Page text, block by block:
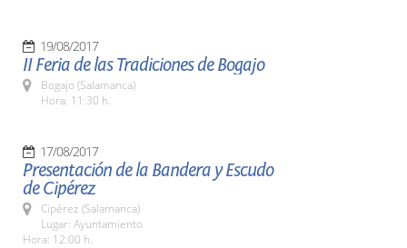
19/08/2017
II Feria de las Tradiciones de Bogajo
Bogajo (Salamanca)
Hora: 11:30 h.
17/08/2017
Presentación de la Bandera y Escudo
de Cipérez
Cipérez (Salamanca)
Lugar: Ayuntamiento
Hora: 12:00 h.